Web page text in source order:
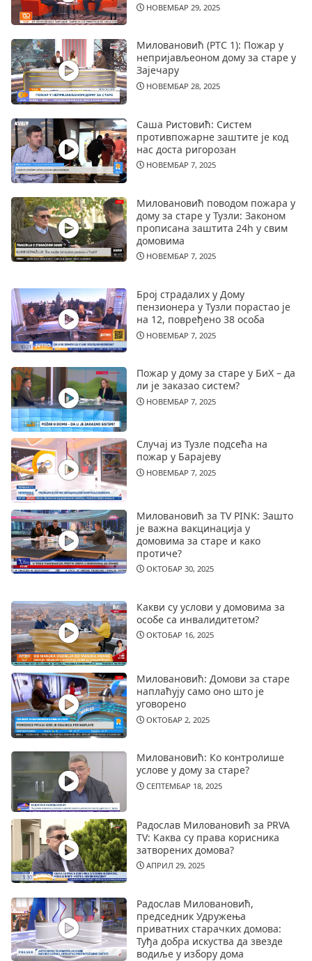
НОВЕМБАР 29, 2025
Миловановић (РТС 1): Пожар у
непријављеоном дому за старе у
Зајечару
НОВЕМБАР 28, 2025
Саша Ристовић: Систем
противпожарне заштите је код
нас доста ригорозан
НОВЕМБАР 7, 2025
Миловановић поводом пожара у
дому за старе у Тузли: Законом
прописана заштита 24h у свим
домовима
НОВЕМБАР 7, 2025
Број страдалих у Дому
пензионера у Тузли порастао је
на 12, повређено 38 особа
НОВЕМБАР 7, 2025
Пожар у дому за старе у БиХ – да
ли је заказао систем?
НОВЕМБАР 7, 2025
Случај из Тузле подсећа на
пожар у Барајеву
НОВЕМБАР 7, 2025
Миловановић за TV PINK: Зашто
је важна вакцинација у
домовима за старе и како
протиче?
ОКТОБАР 30, 2025
Какви су услови у домовима за
особе са инвалидитетом?
ОКТОБАР 16, 2025
Миловановић: Домови за старе
наплаћују само оно што је
уговорено
ОКТОБАР 2, 2025
Миловановић: Ко контролише
услове у дому за старе?
СЕПТЕМБАР 18, 2025
Радослав Миловановић за PRVA
TV: Каква су права корисника
затворених домова?
АПРИЛ 29, 2025
Радослав Миловановић,
председник Удружења
приватних старачких домова:
Туђа добра искуства да звезде
водиље у избору дома